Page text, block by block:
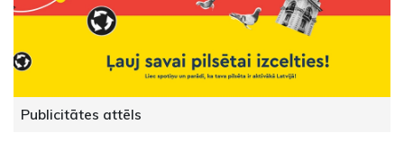
Publicitātes attēls